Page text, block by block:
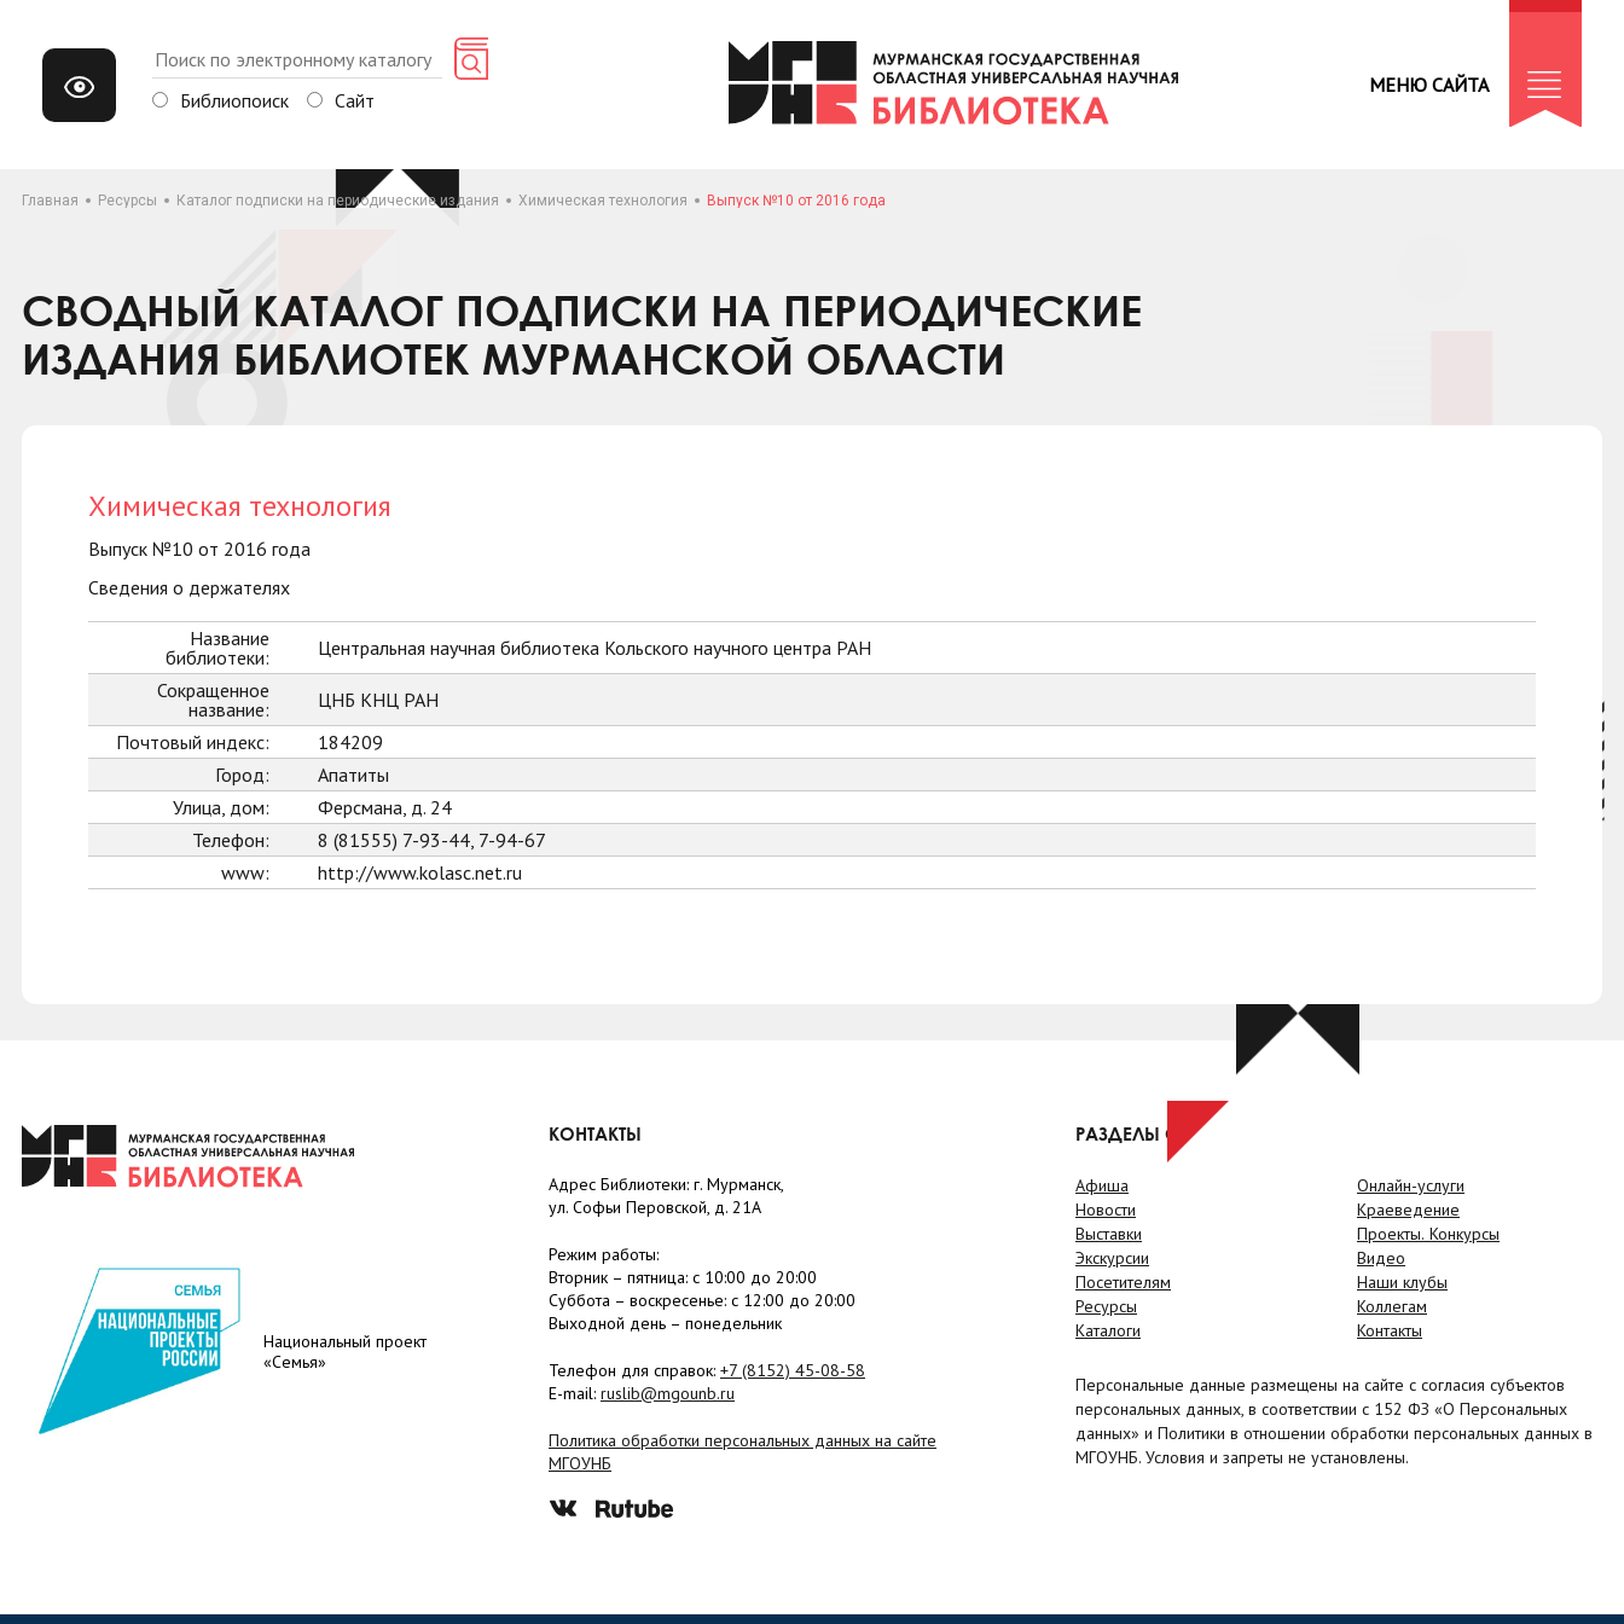
Библиопоиск Сайт
МЕНЮ САЙТА
Главная Ресурсы Каталог подписки на периодические издания Химическая технология Выпуск №10 от 2016 года
СВОДНЫЙ КАТАЛОГ ПОДПИСКИ НА ПЕРИОДИЧЕСКИЕ
ИЗДАНИЯ БИБЛИОТЕК МУРМАНСКОЙ ОБЛАСТИ
Химическая технология
Выпуск №10 от 2016 года
Сведения о держателях
Название
библиотеки:
Центральная научная библиотека Кольского научного центра РАН
Сокращенное
название:
ЦНБ КНЦ РАН
Почтовый индекс:
184209
Город:
Апатиты
Улица, дом:
Ферсмана, д. 24
Телефон:
8 (81555) 7-93-44, 7-94-67
www:
http://www.kolasc.net.ru
Национальный проект
«Семья»
КОНТАКТЫ
Адрес Библиотеки: г. Мурманск,
ул. Софьи Перовской, д. 21А
Режим работы:
Вторник – пятница: с 10:00 до 20:00
Суббота – воскресенье: c 12:00 до 20:00
Выходной день – понедельник
Телефон для справок: +7 (8152) 45-08-58
E-mail: ruslib@mgounb.ru
Политика обработки персональных данных на сайте
МГОУНБ
РАЗДЕЛЫ САЙТА
Афиша
Новости
Выставки
Экскурсии
Посетителям
Ресурсы
Каталоги
Онлайн-услуги
Краеведение
Проекты. Конкурсы
Видео
Наши клубы
Коллегам
Контакты
Персональные данные размещены на сайте с согласия субъектов
персональных данных, в соответствии с 152 ФЗ «О Персональных
данных» и Политики в отношении обработки персональных данных в
МГОУНБ. Условия и запреты не установлены.